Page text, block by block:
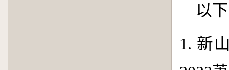
以
1. 新